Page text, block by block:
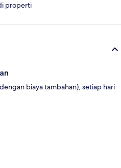
properti
biaya tambahan), setiap hari